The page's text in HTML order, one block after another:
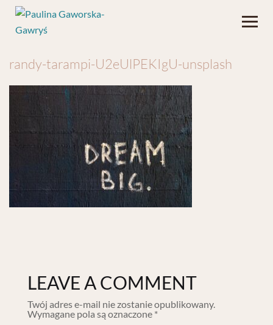
randy-tarampi-U2eUlPEKIgU-unsplash
LEAVE A COMMENT
Twój adres e-mail nie zostanie opublikowany.
Wymagane pola są oznaczone *